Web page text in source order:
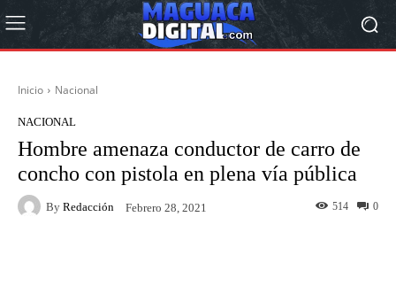
Inicio Nacional
NACIONAL
Hombre amenaza conductor de carro de
concho con pistola en plena vía pública
By Redacción Febrero 28, 2021 0
514